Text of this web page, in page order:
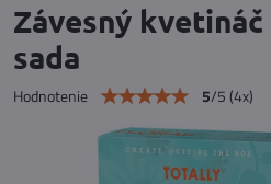
Závesný
sada
Hodnotenie 5/5(4x)